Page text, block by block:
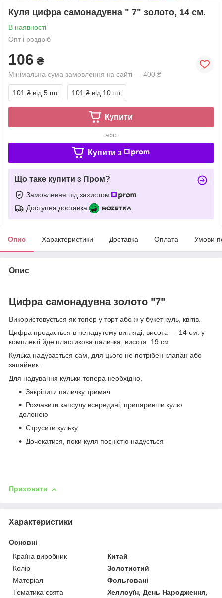
Куля цифра самонадувна " 7" золото, 14 см.
В наявності
Опт і роздріб
106 ₴
Мінімальна сума замовлення на сайті — 400 ₴
101 ₴ від 5 шт. 101 ₴ від 10 шт.
Купити
або
Купити з
Що таке купити з Пром?
Замовлення під захистом
Доступна доставка
Опис Характеристики Доставка Оплата Умови
Опис
Цифра самонадувна золото "7"
Використовується як топер у торт або ж у букет куль, квітів.
Цифра продається в ненадутому вигляді, висота — 14 см. у
комплекті йде пластикова паличка, висота 19 см.
Кулька надувається сам, для цього не потрібен клапан або
запайник.
Для надування кульки топера необхідно.
Закріпити паличку тримач
Розчавити капсулу всередині, припаривши кулю
долонею
Струсити кульку
Дочекатися, поки куля повністю надується
Приховати
Характеристики
Основні
Країна виробник
Китай
Колір
Золотистий
Матеріал
Фольговані
Тематика свята
Хеллоуїн, День Народження,